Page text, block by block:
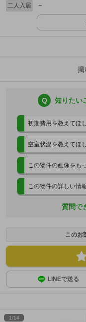
二人入居 －
掲
Q 知りたい
初期費用を教えてほ
空室状況を教えてほ
この物件の画像をも
この物件の詳しい情
質問で
このお
LINEで送る
1/14